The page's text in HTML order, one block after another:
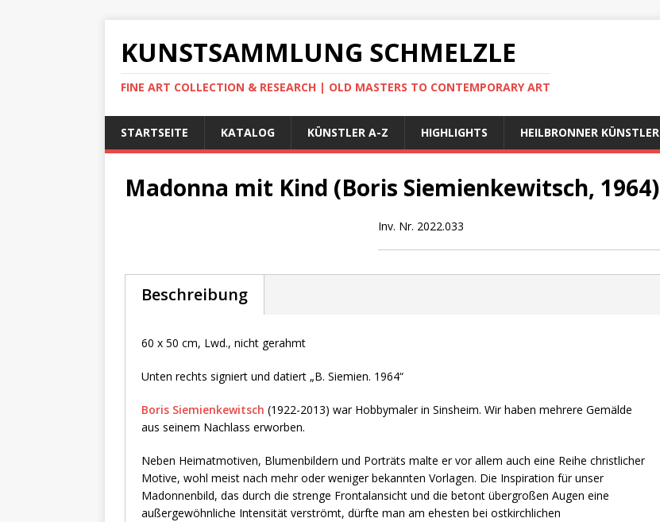
KUNSTSAMMLUNG SCHMELZLE
FINE ART COLLECTION & RESEARCH | OLD MASTERS TO CONTEMPORARY ART
STARTSEITE KATALOG KÜNSTLER A-Z HIGHLIGHTS HEILBRONNER KÜNSTLER
Madonna mit Kind (Boris Siemienkewitsch, 1964)
Inv. Nr. 2022.033
Beschreibung
60 x 50 cm, Lwd., nicht gerahmt
Unten rechts signiert und datiert „B. Siemien. 1964“
Boris Siemienkewitsch (1922-2013) war Hobbymaler in Sinsheim. Wir haben mehrere Gemälde
aus seinem Nachlass erworben.
Neben Heimatmotiven, Blumenbildern und Porträts malte er vor allem auch eine Reihe christlicher
Motive, wohl meist nach mehr oder weniger bekannten Vorlagen. Die Inspiration für unser
Madonnenbild, das durch die strenge Frontalansicht und die betont übergroßen Augen eine
außergewöhnliche Intensität verströmt, dürfte man am ehesten bei ostkirchlichen